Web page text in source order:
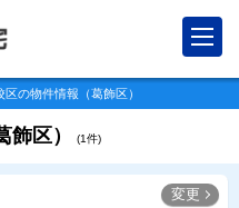
区の物件情報（葛飾区）
区） (1件)
変更